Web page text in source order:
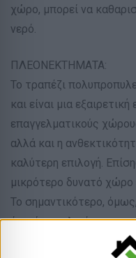
χώρο, μπορεί να
νερό.
ΠΛΕΟΝΕΚΤΗΜΑΤΑ:
Το τραπέζι
και είναι μια
επαγγελματικούς
αλλά και η
καλύτερη επιλογή.
μικρότερο δυνατό χώρο
Το σημαντικότερο,
ότι είναι φιλικό προς